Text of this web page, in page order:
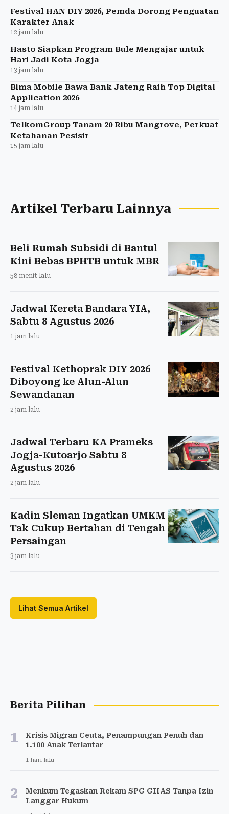
Festival HAN DIY 2026, Pemda Dorong Penguatan
Karakter Anak
12 jam lalu
Hasto Siapkan Program Bule Mengajar untuk
Hari Jadi Kota Jogja
13 jam lalu
Bima Mobile Bawa Bank Jateng Raih Top Digital
Application 2026
14 jam lalu
TelkomGroup Tanam 20 Ribu Mangrove, Perkuat
Ketahanan Pesisir
15 jam lalu
Artikel Terbaru Lainnya
Beli Rumah Subsidi di Bantul
Kini Bebas BPHTB untuk MBR
58 menit lalu
Jadwal Kereta Bandara YIA,
Sabtu 8 Agustus 2026
1 jam lalu
Festival Kethoprak DIY 2026
Diboyong ke Alun-Alun
Sewandanan
2 jam lalu
Jadwal Terbaru KA Prameks
Jogja-Kutoarjo Sabtu 8
Agustus 2026
2 jam lalu
Kadin Sleman Ingatkan UMKM
Tak Cukup Bertahan di Tengah
Persaingan
3 jam lalu
Lihat Semua Artikel
Berita Pilihan
1
Krisis Migran Ceuta, Penampungan Penuh dan
1.100 Anak Terlantar
1 hari lalu
2
Menkum Tegaskan Rekam SPG GIIAS Tanpa Izin
Langgar Hukum